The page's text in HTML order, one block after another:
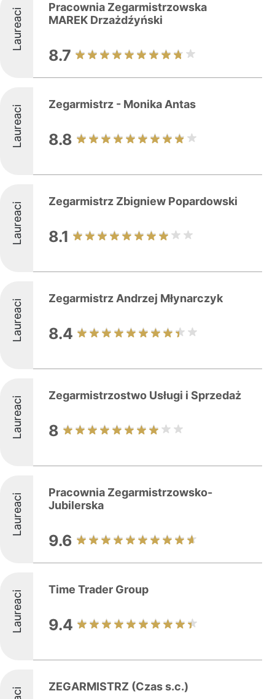
Laureaci
Pracownia Zegarmistrzowska
MAREK Drzażdźyński
8.7
Laureaci Zegarmistrz - Monika Antas
8.8
Laureaci Zegarmistrz Zbigniew Popardowski
8.1
Laureaci Zegarmistrz Andrzej Młynarczyk
8.4
Laureaci Zegarmistrzostwo Usługi i Sprzedaż
8
Laureaci
Pracownia Zegarmistrzowsko-
Jubilerska
9.6
Laureaci Time Trader Group
9.4
ZEGARMISTRZ (Czas s.c.)